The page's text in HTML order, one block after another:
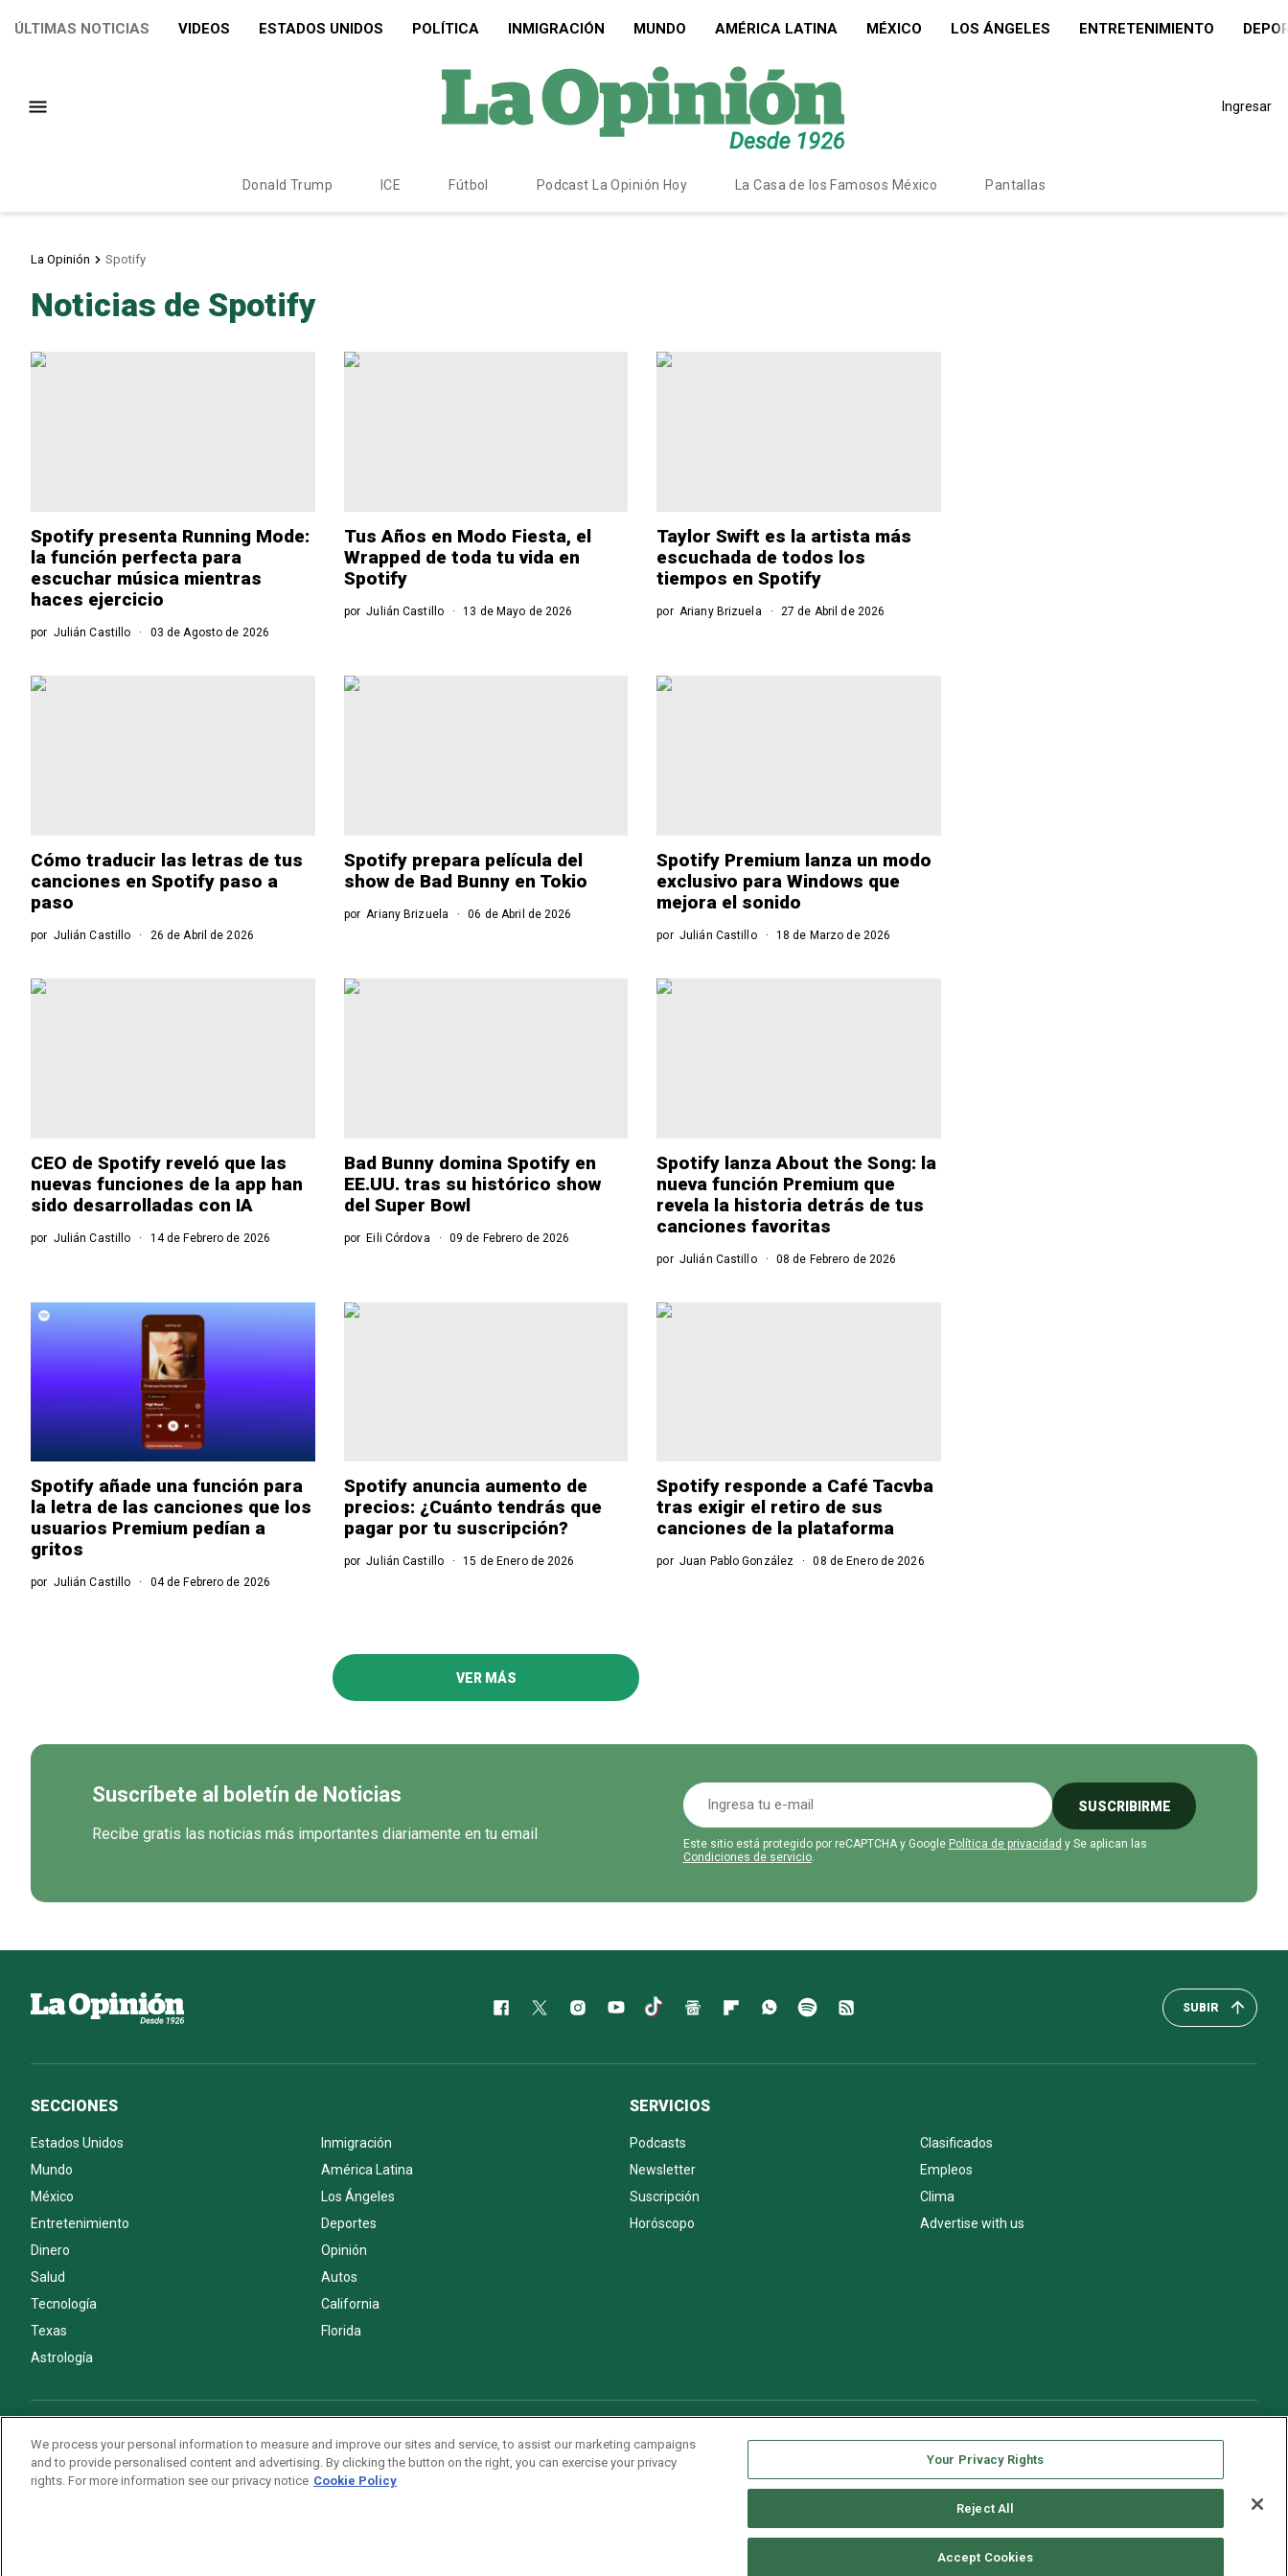
ÚLTIMAS NOTICIAS VIDEOS ESTADOS UNIDOS POLÍTICA INMIGRACIÓN MUNDO AMÉRICA LATINA MÉXICO LOS ÁNGELES ENTRETENIMIENTO
Ingresar
Donald Trump ICE Fútbol Podcast La Opinión Hoy La Casa de los Famosos México Pantallas
La Opinión Spotify
Noticias de Spotify
Spotify presenta Running Mode:
la función perfecta para
escuchar música mientras
haces ejercicio
por Julián Castillo 03 de Agosto de 2026
Tus Años en Modo Fiesta, el
Wrapped de toda tu vida en
Spotify
porJulián Castillo 13 de Mayo de 2026
Taylor Swift es la artista más
escuchada de todos los
tiempos en Spotify
por Ariany Brizuela 27 de Abril de 2026
Cómo traducir las letras de tus
canciones en Spotify paso a
paso
por Julián Castillo 26 de Abril de 2026
Spotify prepara película del
show de Bad Bunny en Tokio
por Ariany Brizuela 06 de Abril de 2026
Spotify Premium lanza un modo
exclusivo para Windows que
mejora el sonido
por Julián Castillo 18 de Marzo de 2026
CEO de Spotify reveló que las
nuevas funciones de la app han
sido desarrolladas con IA
por Julián Castillo 14 de Febrero de 2026
Bad Bunny domina Spotify en
EE.UU. tras su histórico show
del Super Bowl
porEili Córdova 09 de Febrero de 2026
Spotify lanza About the Song: la
nueva función Premium que
revela la historia detrás de tus
canciones favoritas
por Julián Castillo 08 de Febrero de 2026
Spotify añade una función para
la letra de las canciones que los
usuarios Premium pedían a
gritos
por Julián Castillo 04 de Febrero de 2026
Spotify anuncia aumento de
precios: ¿Cuánto tendrás que
pagar por tu suscripción?
porJulián Castillo 15 de Enero de 2026
Spotify responde a Café Tacvba
tras exigir el retiro de sus
canciones de la plataforma
por Juan Pablo González 08 de Enero de 2026
VER MÁS
Suscríbete al boletín de Noticias
Recibe gratis las noticias más importantes diariamente en tu email
SUSCRIBIRME
Este sitio está protegido por reCAPTCHA y Google Política de privacidad y Se aplican las
Condiciones de servicio.
SUBIR
SECCIONES
Estados Unidos
Inmigración
Mundo
América Latina
México
Los Ángeles
Entretenimiento
Deportes
Dinero
Opinión
Salud
Autos
Tecnología
California
Texas
Florida
Astrología
SERVICIOS
Podcasts
Clasificados
Newsletter
Empleos
Suscripción
Clima
Horóscopo
Advertise with us
Acerca de nosotros Politica de privacidad Pautas Editoriales AdChoices Advertise with us Newsletters Sitemap
We process your personal information to measure and improve our sites and service, to assist our marketing campaigns
and to provide personalised content and advertising. By clicking the button on the right, you can exercise your privacy
rights. For more information see our privacy notice Cookie Policy
Your Privacy Rights
Reject All
Accept Cookies